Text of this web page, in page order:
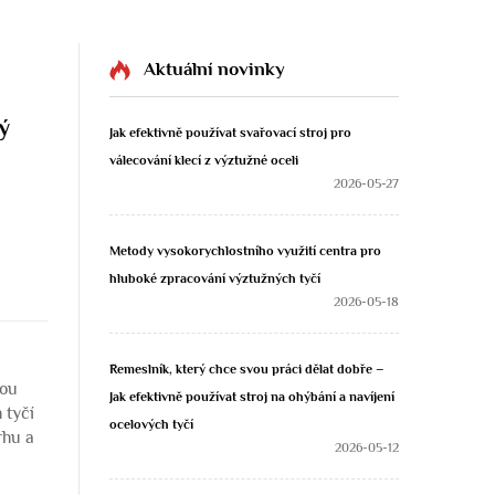
tyčí
a
Aktuální novinky
Jak efektivně používat svařovací stroj pro
válecování klecí z výztužné oceli
2026-05-27
Metody vysokorychlostního využití centra pro
hluboké zpracování výztužných tyčí
2026-05-18
Řemeslník, který chce svou práci dělat dobře –
Jak efektivně používat stroj na ohýbání a navíjení
ocelových tyčí
2026-05-12